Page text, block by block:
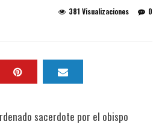
0
381 Visualizaciones
sacerdote por el obispo